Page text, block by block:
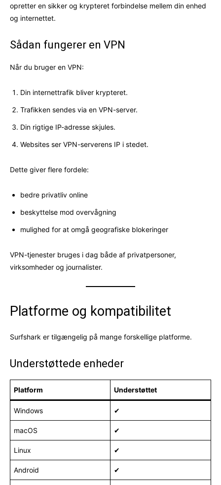
opretter en sikker og krypteret forbindelse mellem din enhed
og internettet.
Sådan fungerer en VPN
Når du bruger en VPN:
Din internettrafik bliver krypteret.
Trafikken sendes via en VPN-server.
Din rigtige IP-adresse skjules.
Websites ser VPN-serverens IP i stedet.
Dette giver flere fordele:
bedre privatliv online
beskyttelse mod overvågning
mulighed for at omgå geografiske blokeringer
VPN-tjenester bruges i dag både af privatpersoner,
virksomheder og journalister.
Platforme og kompatibilitet
Surfshark er tilgængelig på mange forskellige platforme.
Understøttede enheder
Platform Understøttet
Windows ✔
macOS ✔
Linux ✔
Android ✔